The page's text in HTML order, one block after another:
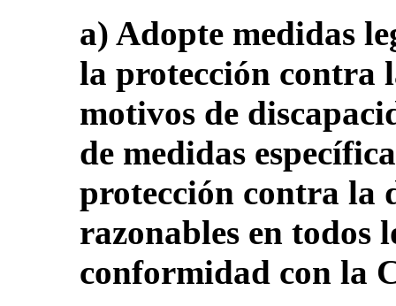
a) Adopte medidas
la protección contra
motivos de
de medidas
protección contra la
razonables en todos
conformidad con la